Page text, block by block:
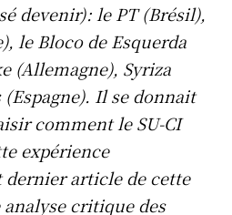
devenir): le PT (Brésil),
le Bloco de Esquerda
(Allemagne), Syriza
(Espagne). Il se donnait
comment le SU-CI
expérience
article de cette
critique des